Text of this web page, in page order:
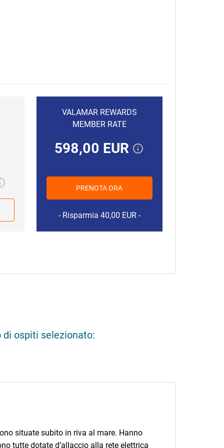
97,10 EUR
VALAMAR REWARDS
MEMBER RATE
598,00 EUR
16.08.2026.
84,50 EUR
17.08.2026.
18.08.2026.
84,50 EUR
PRENOTA ORA
Risparmia 40,00 EUR
di ospiti selezionato:
situate subito in riva al mare. Hanno
tutte dotate d’allaccio alla rete elettrica